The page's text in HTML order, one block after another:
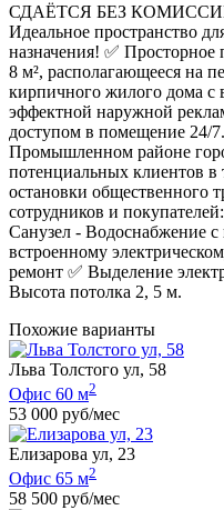
СДАЁТСЯ БЕЗ
Идеальное пространство
назначения! ✅
8 м², располагающееся на
кирпичного жилого дома с
эффектной наружной
доступом в помещение 24/
Промышленном районе
потенциальных клиентов в
остановки общественного
сотрудников и
Санузел - Водоснабжение
встроенному
ремонт ✅ Выделение
Высота потолка 2, 5 м.
Похожие варианты
Льва Толстого ул, 58
Офис 60 м2
53 000 руб/мес
Елизарова ул, 23
Офис 65 м2
58 500 руб/мес